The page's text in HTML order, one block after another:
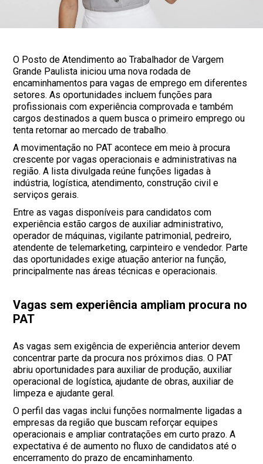
O Posto de Atendimento ao Trabalhador de Vargem
Grande Paulista iniciou uma nova rodada de
encaminhamentos para vagas de emprego em diferentes
setores. As oportunidades incluem funções para
profissionais com experiência comprovada e também
cargos destinados a quem busca o primeiro emprego ou
tenta retornar ao mercado de trabalho.
A movimentação no PAT acontece em meio à procura
crescente por vagas operacionais e administrativas na
região. A lista divulgada reúne funções ligadas à
indústria, logística, atendimento, construção civil e
serviços gerais.
Entre as vagas disponíveis para candidatos com
experiência estão cargos de auxiliar administrativo,
operador de máquinas, vigilante patrimonial, pedreiro,
atendente de telemarketing, carpinteiro e vendedor. Parte
das oportunidades exige atuação anterior na função,
principalmente nas áreas técnicas e operacionais.
Vagas sem experiência ampliam procura no
PAT
As vagas sem exigência de experiência anterior devem
concentrar parte da procura nos próximos dias. O PAT
abriu oportunidades para auxiliar de produção, auxiliar
operacional de logística, ajudante de obras, auxiliar de
limpeza e ajudante geral.
O perfil das vagas inclui funções normalmente ligadas a
empresas da região que buscam reforçar equipes
operacionais e ampliar contratações em curto prazo. A
expectativa é de aumento no fluxo de candidatos até o
encerramento do prazo de encaminhamento.